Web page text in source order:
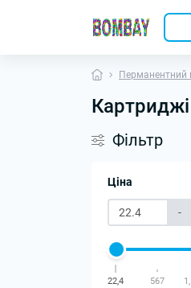
Перманентний
Фільтр
Ціна
-
22,4 567